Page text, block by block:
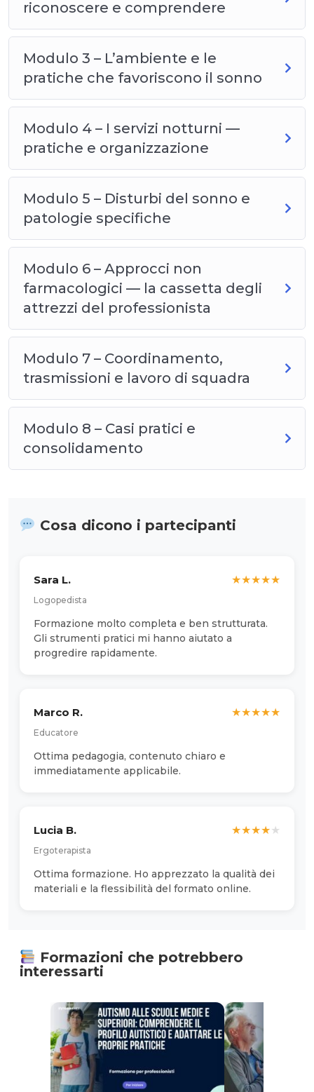
riconoscere e comprendere
Modulo 3 – L’ambiente e le
pratiche che favoriscono il sonno
Modulo 4 – I servizi notturni —
pratiche e organizzazione
Modulo 5 – Disturbi del sonno e
patologie specifiche
Modulo 6 – Approcci non
farmacologici — la cassetta degli
attrezzi del professionista
Modulo 7 – Coordinamento,
trasmissioni e lavoro di squadra
Modulo 8 – Casi pratici e
consolidamento
Cosa dicono i partecipanti
Sara L.
Logopedista
★★★★★
Formazione molto completa e ben strutturata.
Gli strumenti pratici mi hanno aiutato a
progredire rapidamente.
Marco R.
Educatore
★★★★★
Ottima pedagogia, contenuto chiaro e
immediatamente applicabile.
Lucia B.
Ergoterapista
★★★★★
Ottima formazione. Ho apprezzato la qualità dei
materiali e la flessibilità del formato online.
Formazioni che potrebbero
interessarti